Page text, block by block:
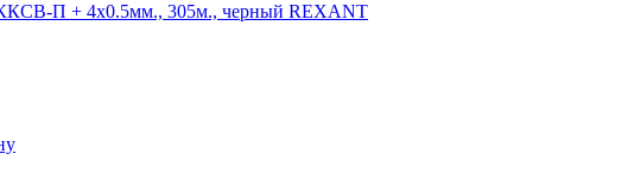
ККСВ-П + 4х0.5мм., 305м., черный REXANT